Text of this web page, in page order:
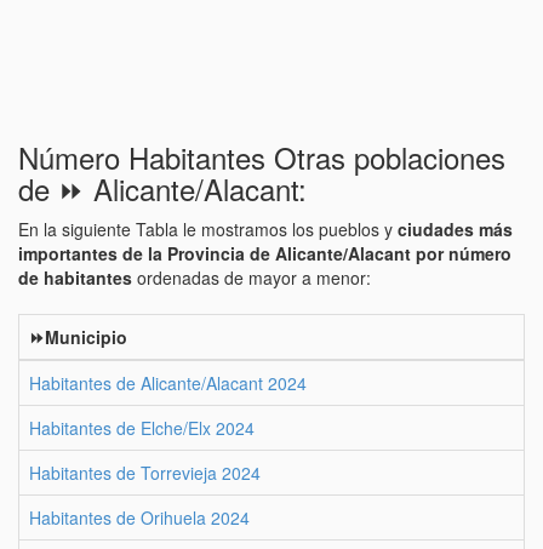
Número Habitantes Otras poblaciones
de ⏩ Alicante/Alacant:
En la siguiente Tabla le mostramos los pueblos y ciudades más
importantes de la Provincia de Alicante/Alacant por número
de habitantes ordenadas de mayor a menor:
⏩Municipio
Habitantes de Alicante/Alacant 2024
Habitantes de Elche/Elx 2024
Habitantes de Torrevieja 2024
Habitantes de Orihuela 2024